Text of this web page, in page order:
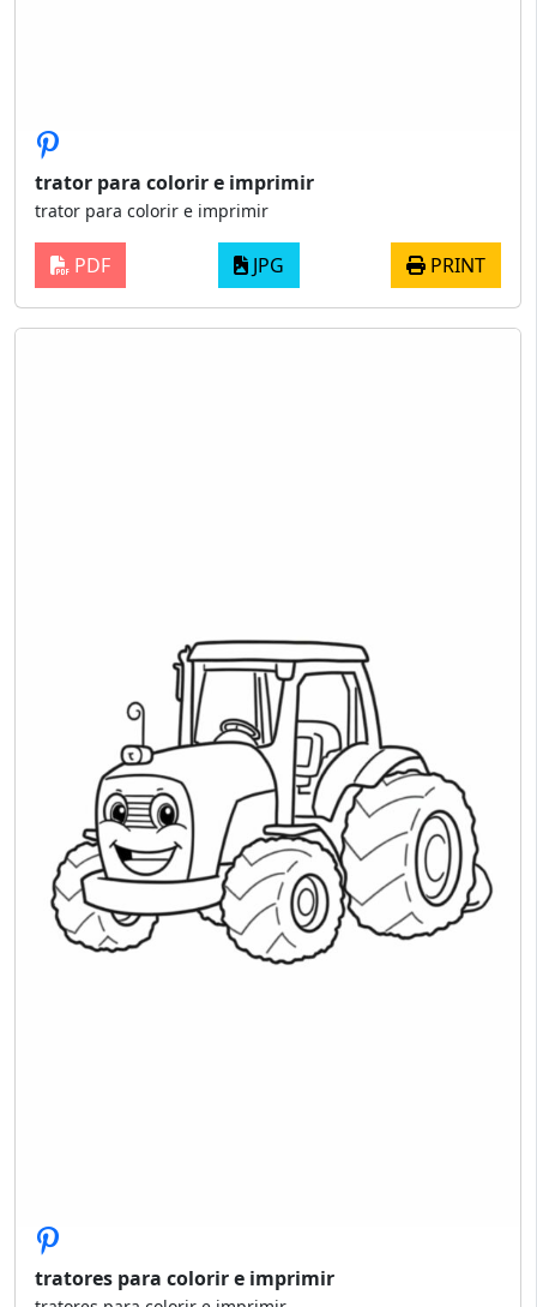
trator para colorir e imprimir
trator para colorir e imprimir
PDF JPG PRINT
tratores para colorir e imprimir